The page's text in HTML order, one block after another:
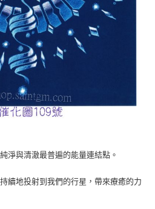
淨與清澈最普遍的能量連結點。
續地投射到我們的行星，帶來療癒的力